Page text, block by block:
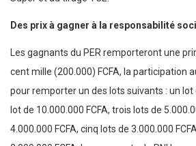
Des prix à gagner à la responsabilité
Les gagnants du PER remporteront une
cent mille (200.000) FCFA, la participation
pour remporter un des lots suivants : un lot
lot de 10.000.000 FCFA, trois lots de
4.000.000 FCFA, cinq lots de 3.000.000